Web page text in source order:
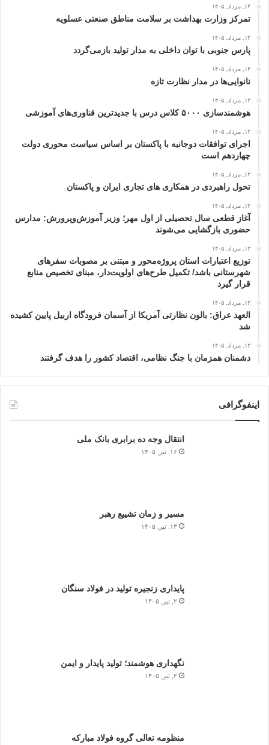
۱۴, مرداد, ۱۴۰۵
تمرکز وزارت بهداشت بر سلامت مناطق صنعتی عسلویه
۱۴, مرداد, ۱۴۰۵
پارس جنوبی با توان داخلی به مدار تولید بازمی‌گردد
۱۴, مرداد, ۱۴۰۵
نانوایی‌ها در مدار نظارت تازه
۱۳, مرداد, ۱۴۰۵
هوشمندسازی ۵۰۰۰ کلاس درس با جدیدترین فناوری‌های آموزشی
۱۳, مرداد, ۱۴۰۵
اجرای توافقات دوجانبه با پاکستان بر اساس سیاست محوری دولت
چهاردهم است
۱۳, مرداد, ۱۴۰۵
تحول راهبردی در همکاری های تجاری ایران و پاکستان
۱۳, مرداد, ۱۴۰۵
آغاز قطعی سال تحصیلی از اول مهر؛ وزیر آموزش‌وپرورش: مدارس
حضوری بازگشایی می‌شوند
۱۳, مرداد, ۱۴۰۵
توزیع اعتبارات استان پروژه‌محور و مبتنی بر مصوبات سفرهای
شهرستانی باشد/ تکمیل طرح‌های اولویت‌دار، مبنای تخصیص منابع
قرار گیرد
۱۳, مرداد, ۱۴۰۵
العهد عراق: بالون نظارتی آمریکا از آسمان فرودگاه اربیل پایین کشیده
شد
۱۳, مرداد, ۱۴۰۵
دشمنان همزمان با جنگ نظامی، اقتصاد کشور را هدف گرفتند
اینفوگرافی
انتقال وجه ده برابری بانک ملی
۱۶, تیر, ۱۴۰۵
مسیر و زمان تشییع رهبر
۱۳, تیر, ۱۴۰۵
پایداری زنجیره تولید در فولاد سنگان
۲, تیر, ۱۴۰۵
نگهداری هوشمند؛ تولید پایدار و ایمن
۲, تیر, ۱۴۰۵
منظومه تعالی گروه فولاد مبارکه